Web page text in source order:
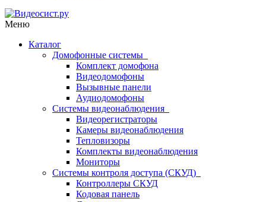
Меню
Каталог
Домофонные системы
Комплект домофона
Видеодомофоны
Вызывные панели
Аудиодомофоны
Системы видеонаблюдения
Видеорегистраторы
Камеры видеонаблюдения
Тепловизоры
Комплекты видеонаблюдения
Мониторы
Системы контроля доступа (СКУД)
Контроллеры СКУД
Кодовая панель